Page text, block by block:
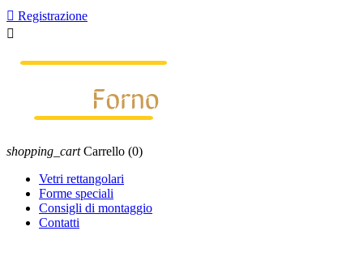
 Registrazione

shopping_cart Carrello (0)
Vetri rettangolari
Forme speciali
Consigli di montaggio
Contatti